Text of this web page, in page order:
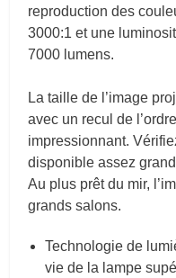
reproduction des
3000:1 et une
7000 lumens.
La taille de l’image
avec un recul de
impressionnant.
disponible assez
Au plus prêt du mir,
grands salons.
Technologie de
vie de la lampe